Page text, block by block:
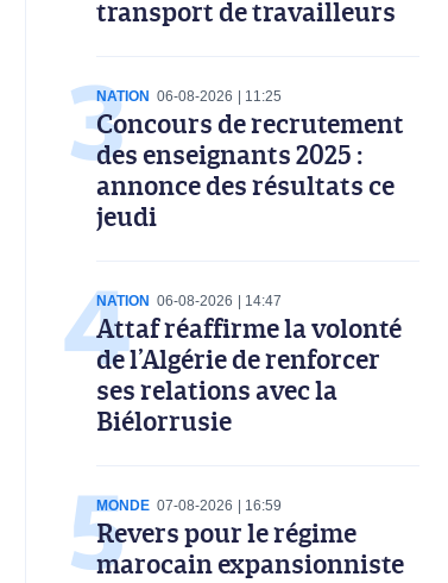
transport de travailleurs
NATION 06-08-2026 11:25
Concours de recrutement
des enseignants 2025 :
annonce des résultats ce
jeudi
NATION 06-08-2026 14:47
Attaf réaffirme la volonté
de l’Algérie de renforcer
ses relations avec la
Biélorrusie
MONDE 07-08-2026 16:59
Revers pour le régime
marocain expansionniste